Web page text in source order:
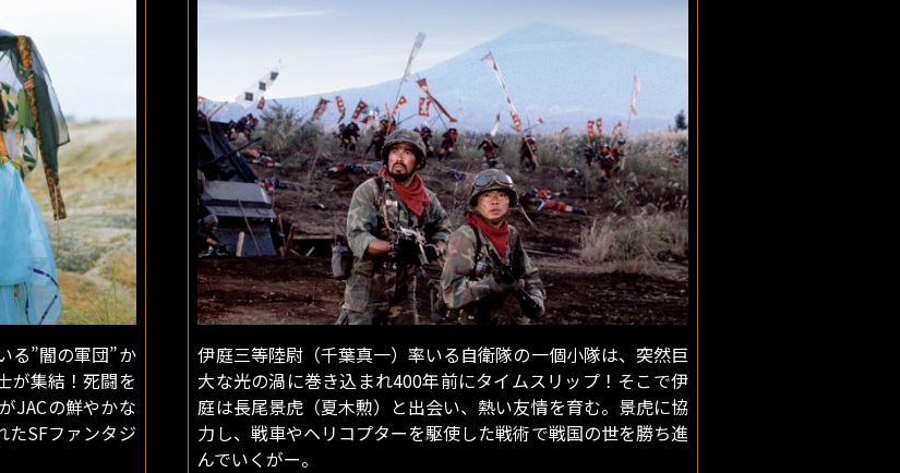
る”闇の軍団”か
が集結！死闘を
JACの鮮やかな
たSFファンタジ
伊庭三等陸尉（千葉真一）率いる自衛隊の一個小隊は、突然巨
大な光の渦に巻き込まれ400年前にタイムスリップ！そこで伊
庭は長尾景虎（夏木勲）と出会い、熱い友情を育む。景虎に協
力し、戦車やヘリコプターを駆使した戦術で戦国の世を勝ち進
んでいくがー。